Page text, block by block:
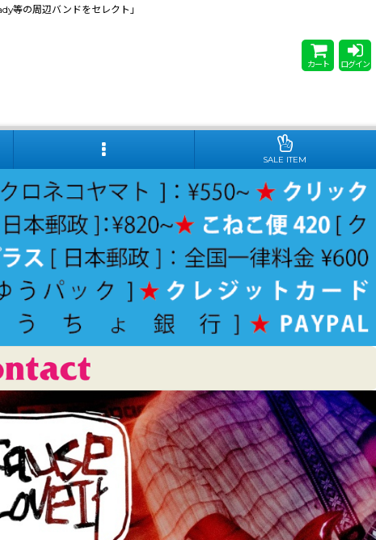
の周辺バンドをセレクト」
カート ログイン
SALE ITEM